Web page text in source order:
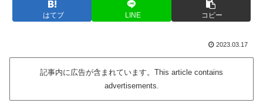
はてブ LINE コピー
2023.03.17
記事内に広告が含まれています。This article contains
advertisements.